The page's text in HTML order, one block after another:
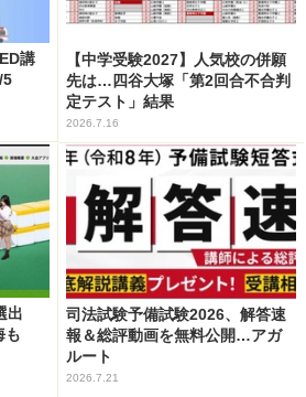
講
5
【中学受験2027】人気校の併願
先は…四谷大塚「第2回合不合判
定テスト」結果
2026.7.16
出
も
司法試験予備試験2026、解答速
報＆総評動画を無料公開…アガ
ルート
2026.7.21